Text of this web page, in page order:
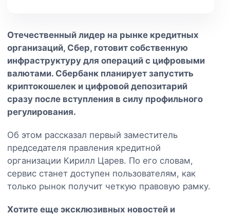
Отечественный лидер на рынке кредитных
организаций, Сбер, готовит собственную
инфраструктуру для операций с цифровыми
валютами. Сбербанк планирует запустить
криптокошелек и цифровой депозитарий
сразу после вступления в силу профильного
регулирования.
Об этом рассказал первый заместитель
председателя правления кредитной
организации Кирилл Царев. По его словам,
сервис станет доступен пользователям, как
только рынок получит четкую правовую рамку.
Хотите еще эксклюзивных новостей и